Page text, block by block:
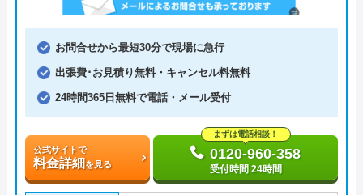
お問合せから最短30分で現場に急行
出張費･お見積り無料・キャンセル料無料
24時間365日無料で電話・メール受付
公式サイトで
料金詳細を見る
まずは電話相談！
0120-960-358
受付時間 24時間